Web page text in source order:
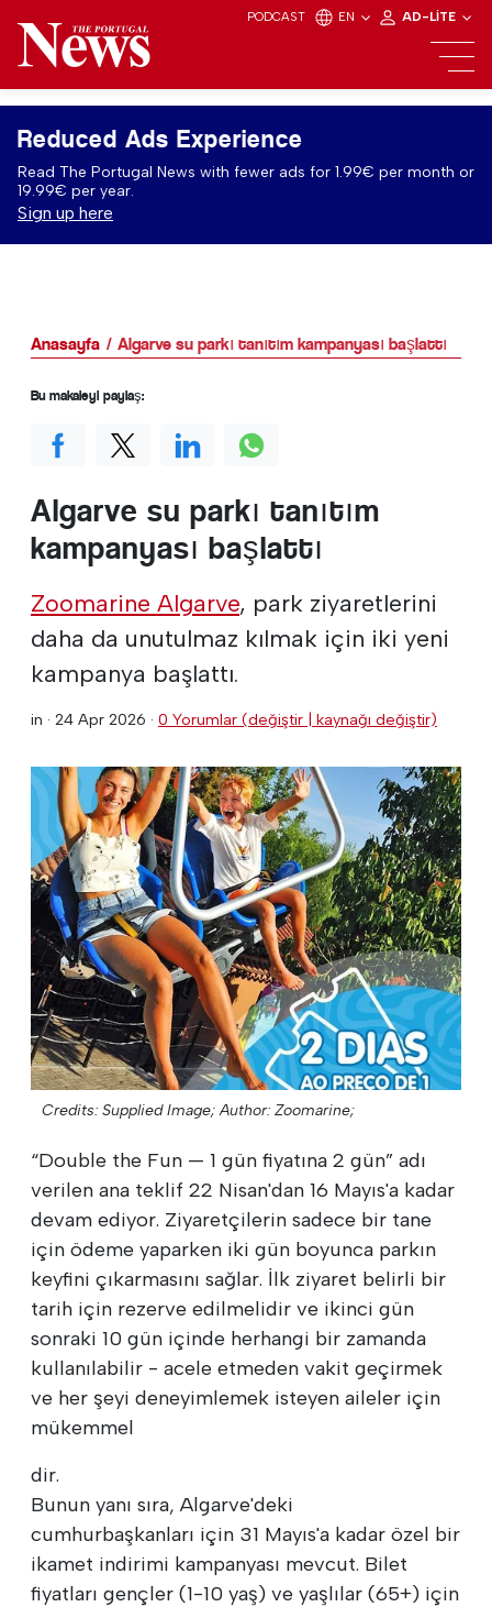
PODCAST EN AD-LITE
Reduced Ads Experience
Read The Portugal News with fewer ads for 1.99€ per month or
19.99€ per year.
Sign up here
Anasayfa Algarve su parkı tanıtım kampanyası başlattı
Algarve su parkı tanıtım
kampanyası başlattı
Zoomarine Algarve, park ziyaretlerini
daha da unutulmaz kılmak için iki yeni
kampanya başlattı.
in · 24 Apr 2026 · 0 Yorumlar (değiştir | kaynağı değiştir)
Credits: Supplied Image; Author: Zoomarine;
“Double the Fun — 1 gün fiyatına 2 gün” adı
verilen ana teklif 22 Nisan'dan 16 Mayıs'a kadar
devam ediyor. Ziyaretçilerin sadece bir tane
için ödeme yaparken iki gün boyunca parkın
keyfini çıkarmasını sağlar. İlk ziyaret belirli bir
tarih için rezerve edilmelidir ve ikinci gün
sonraki 10 gün içinde herhangi bir zamanda
kullanılabilir - acele etmeden vakit geçirmek
ve her şeyi deneyimlemek isteyen aileler için
mükemmel
dir.
Bunun yanı sıra, Algarve'deki
cumhurbaşkanları için 31 Mayıs'a kadar özel bir
ikamet indirimi kampanyası mevcut. Bilet
fiyatları gençler (1-10 yaş) ve yaşlılar (65+) için
Bu makaleyi paylaş: